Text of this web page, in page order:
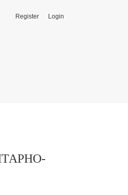
ОТКРЫТЫХ
Register Login